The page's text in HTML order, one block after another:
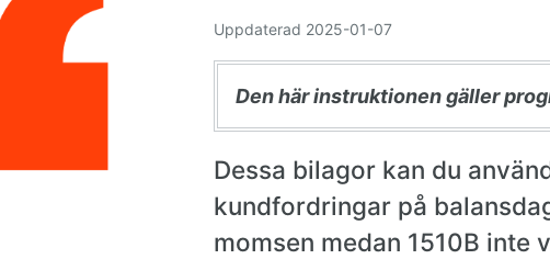
Uppdaterad 2025-01-07
Den här instruktionen gäller
Dessa bilagor kan du
kundfordringar på
momsen medan 1510B inte